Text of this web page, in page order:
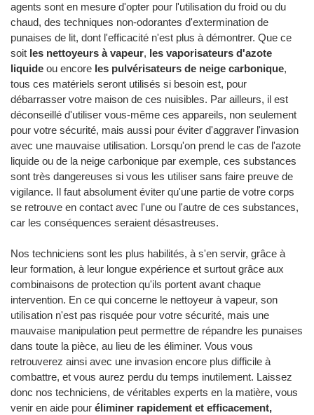
agents sont en mesure d'opter pour l'utilisation du froid ou du
chaud, des techniques non-odorantes d'extermination de
punaises de lit, dont l'efficacité n'est plus à démontrer. Que ce
soit les nettoyeurs à vapeur, les vaporisateurs d'azote
liquide ou encore les pulvérisateurs de neige carbonique,
tous ces matériels seront utilisés si besoin est, pour
débarrasser votre maison de ces nuisibles. Par ailleurs, il est
déconseillé d'utiliser vous-même ces appareils, non seulement
pour votre sécurité, mais aussi pour éviter d'aggraver l'invasion
avec une mauvaise utilisation. Lorsqu'on prend le cas de l'azote
liquide ou de la neige carbonique par exemple, ces substances
sont très dangereuses si vous les utiliser sans faire preuve de
vigilance. Il faut absolument éviter qu'une partie de votre corps
se retrouve en contact avec l'une ou l'autre de ces substances,
car les conséquences seraient désastreuses.
Nos techniciens sont les plus habilités, à s'en servir, grâce à
leur formation, à leur longue expérience et surtout grâce aux
combinaisons de protection qu'ils portent avant chaque
intervention. En ce qui concerne le nettoyeur à vapeur, son
utilisation n'est pas risquée pour votre sécurité, mais une
mauvaise manipulation peut permettre de répandre les punaises
dans toute la pièce, au lieu de les éliminer. Vous vous
retrouverez ainsi avec une invasion encore plus difficile à
combattre, et vous aurez perdu du temps inutilement. Laissez
donc nos techniciens, de véritables experts en la matière, vous
venir en aide pour éliminer rapidement et efficacement,